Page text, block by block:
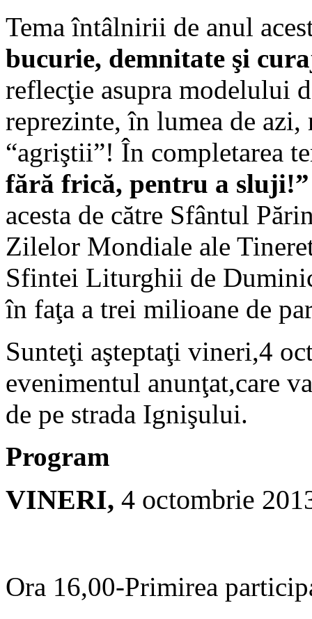
Tema întâlnirii de anul
bucurie, demnitate şi
reflecţie asupra modelului
reprezinte, în lumea de
“agriştii”! În completarea
fără frică, pentru a sluji!”
acesta de către Sfântul
Zilelor Mondiale ale
Sfintei Liturghii de
în faţa a trei milioane de
Sunteţi aşteptaţi vineri,4
evenimentul anunţat,care
de pe strada Ignişului.
Program
VINERI, 4 octombrie
Ora 16,00-Primirea